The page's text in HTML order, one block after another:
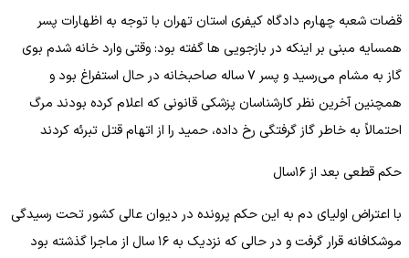
قضات شعبه چهارم دادگاه کیفری استان تهران با توجه به اظهارات پسر
همسایه مبنی بر اینکه در بازجویی ها گفته بود: وقتی وارد خانه شدم بوی
گاز به مشام می‌رسید و پسر ۷ ساله صاحبخانه در حال استفراغ بود و
همچنین آخرین نظر کارشناسان پزشکی قانونی که اعلام کرده بودند مرگ
احتمالاً به خاطر گاز گرفتگی رخ داده، حمید را از اتهام قتل تبرئه کردند
حکم قطعی بعد از ۱۶سال
با اعتراض اولیای دم به این حکم پرونده در دیوان عالی کشور تحت رسیدگی
موشکافانه قرار گرفت و در حالی که نزدیک به ۱۶ سال از ماجرا گذشته بود